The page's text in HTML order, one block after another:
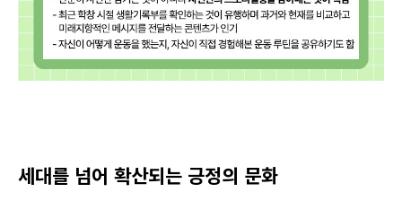
세대를 넘어 확산되는 긍정의 문화